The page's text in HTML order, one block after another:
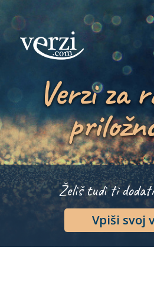
Verzi za
Želiš tudi ti
Vpiši svoj